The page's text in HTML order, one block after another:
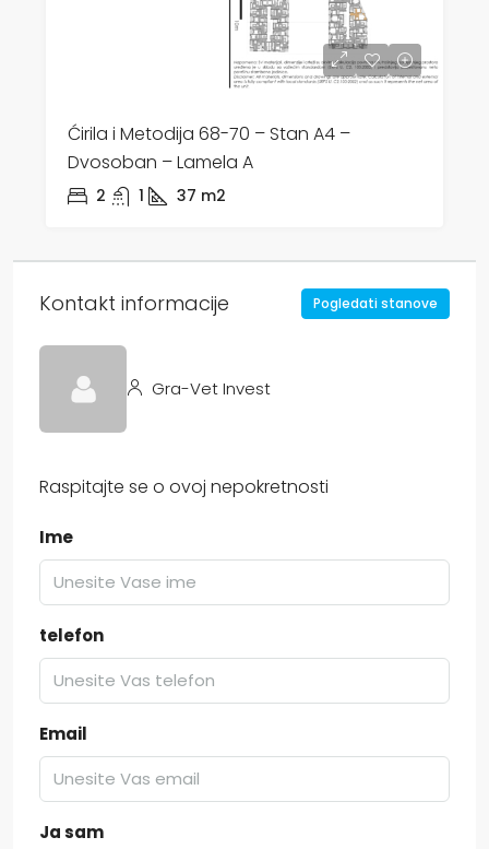
Ćirila i Metodija 68-70 – Stan A4 –
Dvosoban – Lamela A
2 1 37 m2
Kontakt informacije Pogledati stanove
Gra-Vet Invest
Raspitajte se o ovoj nepokretnosti
Ime
telefon
Email
Ja sam